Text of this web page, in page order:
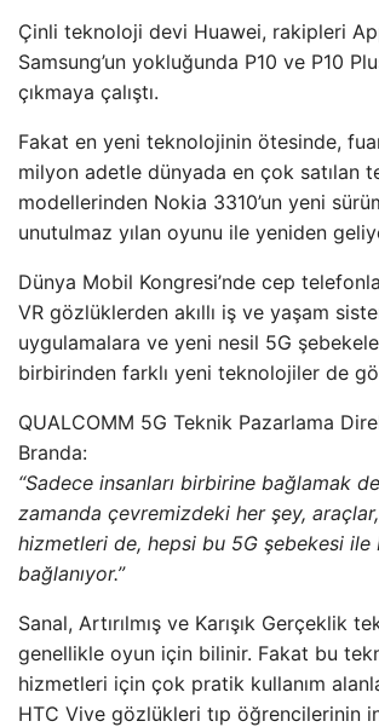
Çinli teknoloji devi Huawei, rakipleri
Samsung’un yokluğunda P10 ve P10
çıkmaya çalıştı.
Fakat en yeni teknolojinin ötesinde,
milyon adetle dünyada en çok satılan
modellerinden Nokia 3310’un yeni
unutulmaz yılan oyunu ile yeniden
Dünya Mobil Kongresi’nde cep
VR gözlüklerden akıllı iş ve yaşam
uygulamalara ve yeni nesil 5G
birbirinden farklı yeni teknolojiler de
QUALCOMM 5G Teknik Pazarlama
Branda:
“Sadece insanları birbirine bağlamak
zamanda çevremizdeki her şey,
hizmetleri de, hepsi bu 5G şebekesi ile
bağlanıyor.”
Sanal, Artırılmış ve Karışık Gerçeklik
genellikle oyun için bilinir. Fakat bu
hizmetleri için çok pratik kullanım
HTC Vive gözlükleri tıp öğrencilerinin